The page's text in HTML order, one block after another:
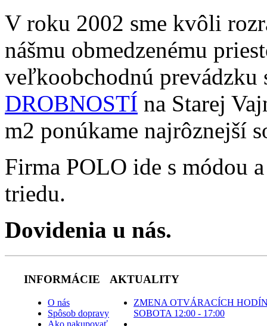
V roku 2002 sme kvôli
nášmu obmedzenému
veľkoobchodnú prevádzku
DROBNOSTÍ na Starej
m2 ponúkame najrôznejší
Firma POLO ide s módou
triedu.
Dovidenia u nás.
INFORMÁCIE
O nás
Spôsob dopravy
Ako nakupovať
AKTUALITY
ZMENA OTVÁRACÍCH
SOBOTA 12:00 - 17:00